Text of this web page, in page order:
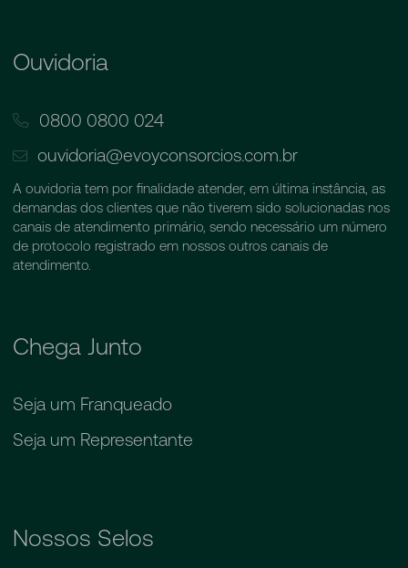
Ouvidoria
0800 0800 024
ouvidoria@evoyconsorcios.com.br
A ouvidoria tem por finalidade atender, em última instância, as
demandas dos clientes que não tiverem sido solucionadas nos
canais de atendimento primário, sendo necessário um número
de protocolo registrado em nossos outros canais de
atendimento.
Chega Junto
Seja um Franqueado
Seja um Representante
Nossos Selos